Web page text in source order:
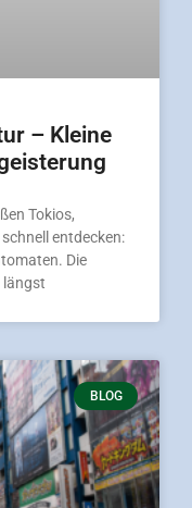
– Kleine
Tokios,
entdecken:
Die
längst
BLOG